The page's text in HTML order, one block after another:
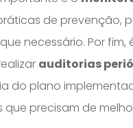
de prevenção,
necessário. Por fim,
auditorias
do plano
precisam de